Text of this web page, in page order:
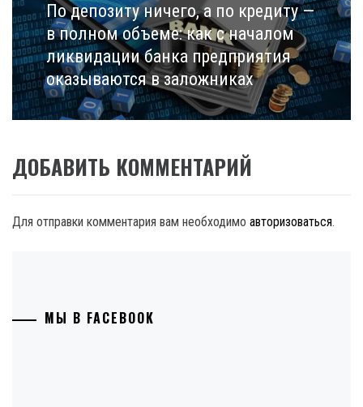
Next
post:
По депозиту ничего, а по кредиту —
в полном объеме: как с началом
ликвидации банка предприятия
оказываются в заложниках
ДОБАВИТЬ КОММЕНТАРИЙ
Для отправки комментария вам необходимо авторизоваться.
МЫ В FACEBOOK